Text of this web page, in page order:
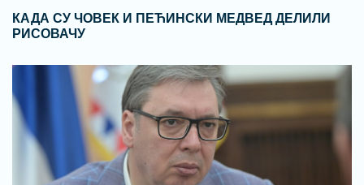
КАДА СУ ЧОВЕК И ПЕЋИНСКИ МЕДВЕД ДЕЛИЛИ
РИСОВАЧУ